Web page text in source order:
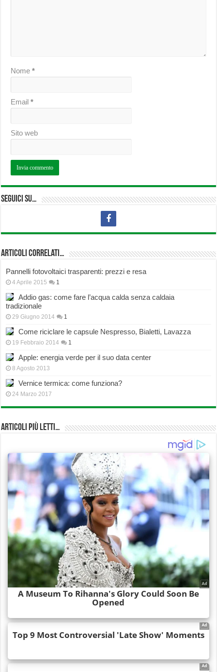
Nome*
Email*
Sito web
Seguici su…
Articoli correlati…
Pannelli fotovoltaici trasparenti: prezzi e resa
4 Aprile 2015 1
Addio gas: come fare l’acqua calda senza caldaia
tradizionale
29 Giugno 2014 1
Come riciclare le capsule Nespresso, Bialetti, Lavazza
19 Febbraio 2014 1
Apple: energia verde per il suo data center
8 Agosto 2013
Vernice termica: come funziona?
24 Marzo 2017
Articoli più Letti…